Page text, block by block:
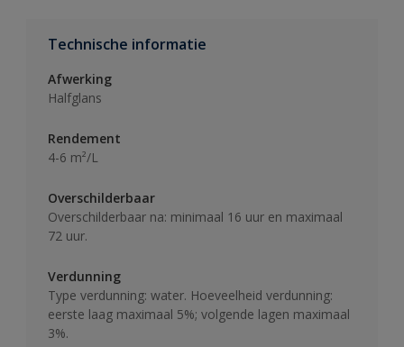
Technische informatie
Afwerking
Halfglans
Rendement
4-6 m²/L
Overschilderbaar
Overschilderbaar na: minimaal 16 uur en maximaal
72 uur.
Verdunning
Type verdunning: water. Hoeveelheid verdunning:
eerste laag maximaal 5%; volgende lagen maximaal
3%.